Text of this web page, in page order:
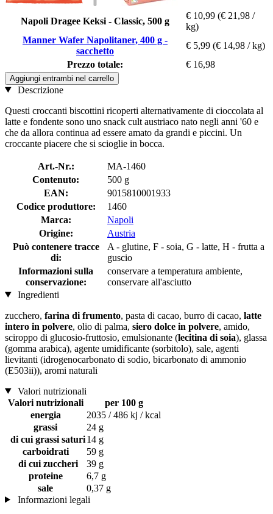
Napoli Dragee Keksi - Classic, 500 g
€ 10,99 (€ 21,98 /
kg)
Manner Wafer Napolitaner, 400 g -
sacchetto
€ 5,99 (€ 14,98 / kg)
Prezzo totale:
€ 16,98
Aggiungi entrambi nel carrello
Descrizione
Questi croccanti biscottini ricoperti alternativamente di cioccolata al
latte e fondente sono uno snack cult austriaco nato negli anni '60 e
che da allora continua ad essere amato da grandi e piccini. Un
croccante piacere che si scioglie in bocca.
Art.-Nr.:
MA-1460
Contenuto:
500 g
EAN:
9015810001933
Codice produttore:
1460
Marca:
Napoli
Origine:
Austria
Può contenere tracce
di:
A - glutine, F - soia, G - latte, H - frutta a
guscio
Informazioni sulla
conservazione:
conservare a temperatura ambiente,
conservare all'asciutto
Ingredienti
zucchero, farina di frumento, pasta di cacao, burro di cacao, latte
intero in polvere, olio di palma, siero dolce in polvere, amido,
sciroppo di glucosio-fruttosio, emulsionante (lecitina di soia), glassa
(gomma arabica), agente umidificante (sorbitolo), sale, agenti
lievitanti (idrogenocarbonato di sodio, bicarbonato di ammonio
(E503ii)), aromi naturali
Valori nutrizionali
Valori nutrizionali
per 100 g
energia
2035 / 486 kj / kcal
grassi
24 g
di cui grassi saturi14 g
carboidrati
59 g
di cui zuccheri
39 g
proteine
6,7 g
sale
0,37 g
Informazioni legali